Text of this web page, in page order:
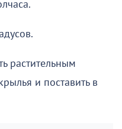
растительным
и поставить в